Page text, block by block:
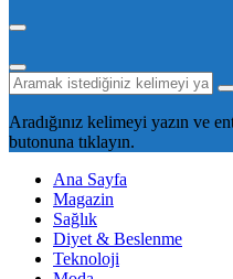
Aradığınız kelimeyi yazın ve
butonuna tıklayın.
Ana Sayfa
Magazin
Sağlık
Diyet & Beslenme
Teknoloji